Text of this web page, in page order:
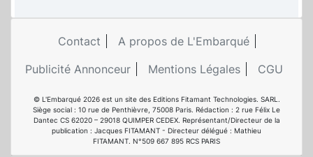
Contact
A propos de L'Embarqué
Publicité Annonceur
Mentions Légales CGU
© L'Embarqué 2026 est un site des Editions Fitamant Technologies. SARL.
Siège social : 10 rue de Penthièvre, 75008 Paris. Rédaction : 2 rue Félix Le
Dantec CS 62020 – 29018 QUIMPER CEDEX. Représentant/Directeur de la
publication : Jacques FITAMANT - Directeur délégué : Mathieu
FITAMANT. N°509 667 895 RCS PARIS